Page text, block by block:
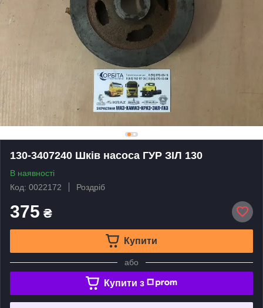
130-3407240 Шків насоса ГУР ЗІЛ 130
В наявності
Код: 0022172
Роздріб
375 ₴
Купити
або
Купити з